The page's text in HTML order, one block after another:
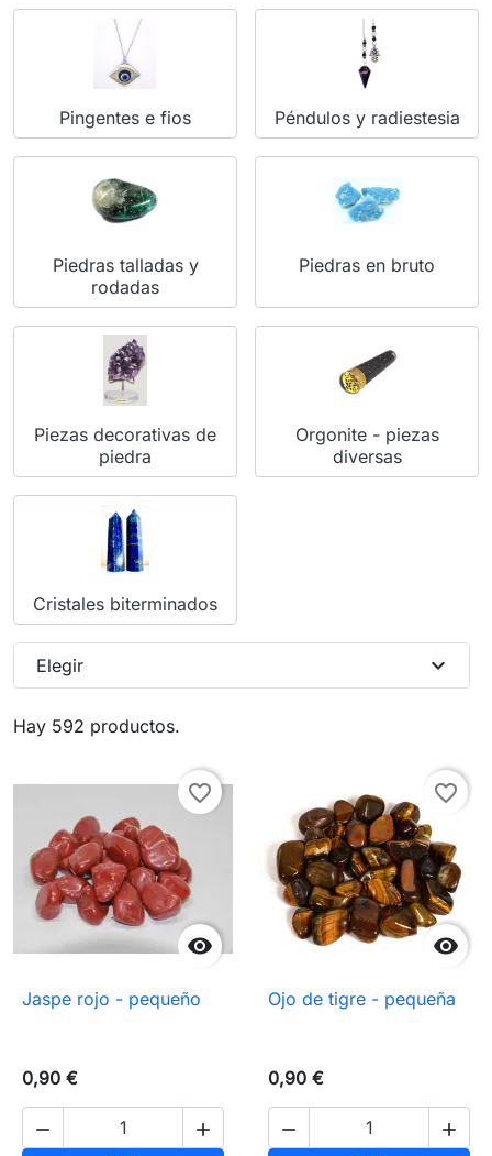
Pingentes e fios Péndulos y radiestesia
Piedras talladas y
rodadas
Piedras en bruto
Piezas decorativas de
piedra
Orgonite - piezas
diversas
Cristales biterminados
Hay 592 productos.
Elegir expand_more

favorite_border
Jaspe rojo - pequeño
0,90 €
 

favorite_border
Ojo de tigre - pequeña
0,90 €
 